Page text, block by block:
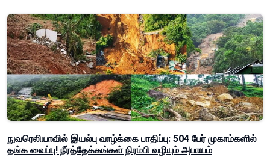
நுவரெலியாவில் இயல்பு வாழ்க்கை பாதிப்பு: 504 பேர் முகாம்களில்
தங்க வைப்பு! நீர்த்தேக்கங்கள் நிரம்பி வழியும் அபாயம்